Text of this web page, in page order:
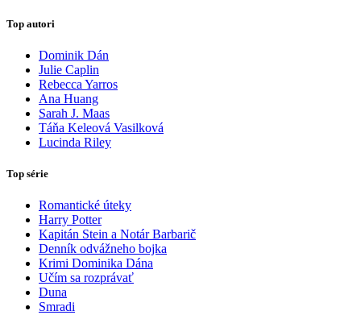
Top autori
Dominik Dán
Julie Caplin
Rebecca Yarros
Ana Huang
Sarah J. Maas
Táňa Keleová Vasilková
Lucinda Riley
Top série
Romantické úteky
Harry Potter
Kapitán Stein a Notár Barbarič
Denník odvážneho bojka
Krimi Dominika Dána
Učím sa rozprávať
Duna
Smradi